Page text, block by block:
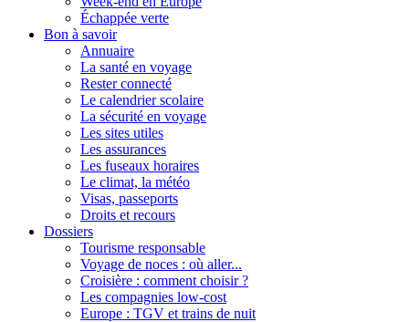
Échappée verte
Bon à savoir
Annuaire
La santé en voyage
Rester connecté
Le calendrier scolaire
La sécurité en voyage
Les sites utiles
Les assurances
Les fuseaux horaires
Le climat, la météo
Visas, passeports
Droits et recours
Dossiers
Tourisme responsable
Voyage de noces : où aller...
Croisière : comment choisir ?
Les compagnies low-cost
Europe : TGV et trains de nuit